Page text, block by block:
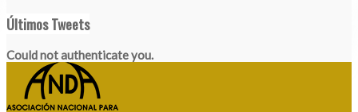
Últimos Tweets
Could not authenticate you.